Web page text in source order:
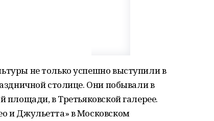
не только успешно выступили в
столице. Они побывали в
площади, в Третьяковской галерее.
и Джульетта» в Московском